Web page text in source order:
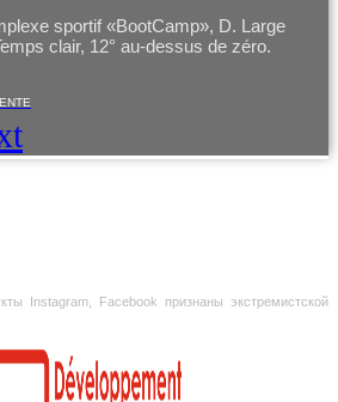
sportif «BootCamp», D. Large
clair, 12° au-dessus de zéro.
Instagram, Facebook признаны экстремистской